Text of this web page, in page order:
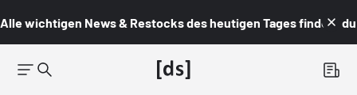
Alle wichtigen News & Restocks des heutigen Tages findest du